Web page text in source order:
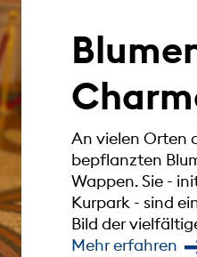
An vielen Orten
bepflanzten
Wappen. Sie -
Kurpark - sind
Bild der
Mehr erfahren